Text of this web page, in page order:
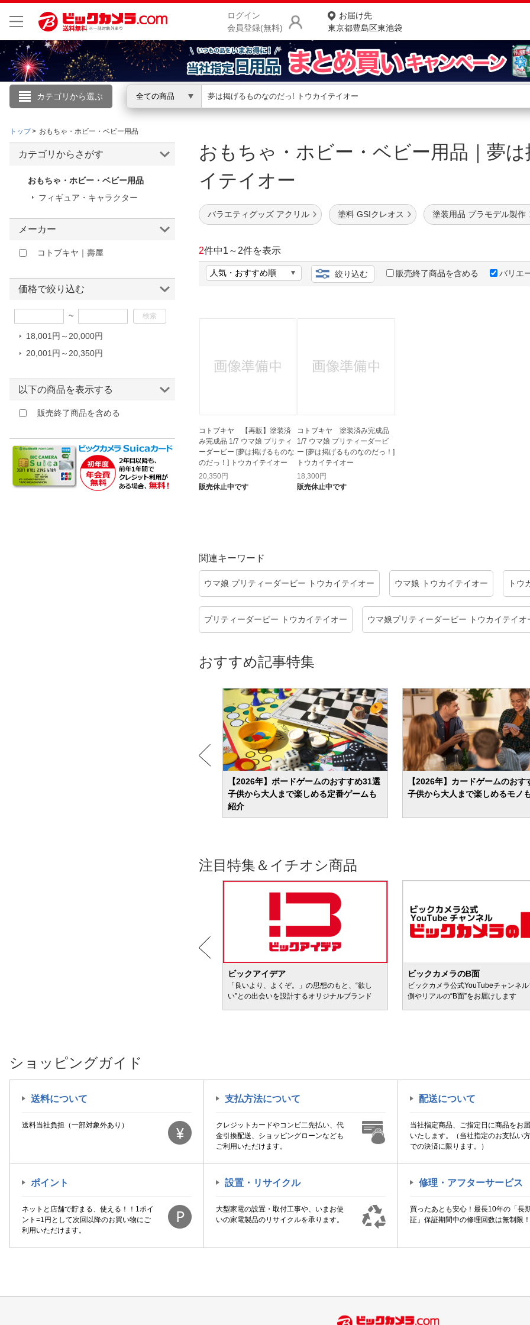
ログイン
会員登録(無料)
お届け先
東京都豊島区東池袋
カテゴリから選ぶ 全ての商品
こんにちは
ログイン
閲覧履歴
ほしいもの
商品をさがす
カテゴリ一覧からさがす
お客様サポート
よくある質問・お問合せ
トップ おもちゃ・ホビー・ベビー用品
おもちゃ・ホビー・ベビー用品｜夢
イテイオー
バラエティグッズ アクリル 塗料 GSIクレオス 塗装用品 プラモデル製作
2件中1 ～ 2件を表示
絞り込む 販売終了商品を含める バリエ
コトブキヤ 【再販】塗装済
み完成品 1/7 ウマ娘 プリティ
ーダービー [夢は掲げるものな
のだっ！] トウカイテイオー
20,350円
販売休止中です
コトブキヤ 塗装済み完成品
1/7 ウマ娘 プリティーダービ
ー [夢は掲げるものなのだっ！]
トウカイテイオー
18,300円
販売休止中です
関連キーワード
ウマ娘 プリティーダービー トウカイテイオー ウマ娘 トウカイテイオー トウ
プリティーダービー トウカイテイオー ウマ娘プリティーダービー トウカイテイオ
おすすめ記事特集
【2026年】ボードゲームのおすすめ31選
子供から大人まで楽しめる定番ゲームも
紹介
【2026年】カードゲームのおす
子供から大人まで楽しめるモノ
注目特集＆イチオシ商品
ビックアイデア
「良いより、よくぞ。」の思想のもと、“欲し
い”との出会いを設計するオリジナルブランド
ビックカメラのB面
ビックカメラ公式YouTubeチャンネ
側やリアルの“B面”をお届けします
カテゴリからさがす
おもちゃ・ホビー・ベビー用品
フィギュア・キャラクター
メーカー
コトブキヤ｜壽屋
価格で絞り込む
~
18,001円～20,000円
20,001円～20,350円
以下の商品を表示する
販売終了商品を含める
ショッピングガイド
送料について
送料当社負担（一部対象外あり）
支払方法について
クレジットカードやコンビ二先払い、代
金引換配送、ショッピングローンなども
ご利用いただけます。
配送について
当社指定商品、ご指定日に商品をお
いたします。（当社指定のお支払い
での決済に限ります。）
ポイント
ネットと店舗で貯まる、使える！！1ポイ
ント=1円として次回以降のお買い物にご
利用いただけます。
設置・リサイクル
大型家電の設置・取付工事や、いまお使
いの家電製品のリサイクルを承ります。
修理・アフターサービス
買ったあとも安心！最長10年の「長
証」保証期間中の修理回数は無制限！